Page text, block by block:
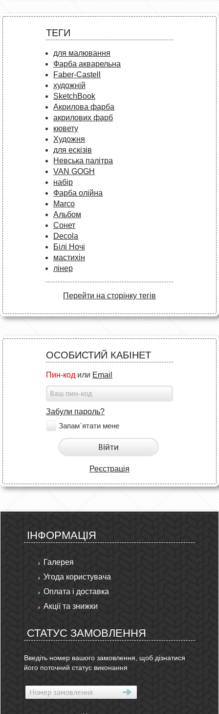
ТЕГИ
для малювання
Фарба акварельна
Faber-Castell
художній
SketchBook
Акрилова фарба
акрилових фарб
кювету
Художня
для ескізів
Невська палітра
VAN GOGH
набір
Фарба олійна
Marco
Альбом
Сонет
Decola
Білі Ночі
мастихін
лінер
Перейти на сторінку тегів
ОСОБИСТИЙ КАБІНЕТ
Пин-код или Email
Забули пароль?
Запам`ятати мене
Війти
Реєстрація
ІНФОРМАЦІЯ
Галерея
Угода користувача
Оплата і доставка
Акції та знижки
СТАТУС ЗАМОВЛЕННЯ
Введіть номер вашого замовлення, щоб дізнатися
його поточний статус виконання